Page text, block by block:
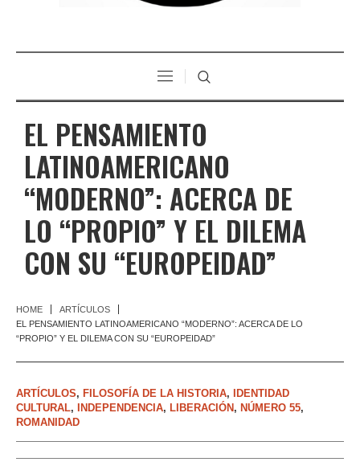
EL PENSAMIENTO
LATINOAMERICANO
“MODERNO”: ACERCA DE
LO “PROPIO” Y EL DILEMA
CON SU “EUROPEIDAD”
HOME
ARTÍCULOS
EL PENSAMIENTO LATINOAMERICANO “MODERNO”: ACERCA DE LO
“PROPIO” Y EL DILEMA CON SU “EUROPEIDAD”
ARTÍCULOS, FILOSOFÍA DE LA HISTORIA, IDENTIDAD
CULTURAL, INDEPENDENCIA, LIBERACIÓN, NÚMERO 55,
ROMANIDAD